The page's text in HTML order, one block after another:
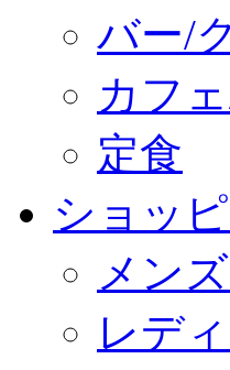
バー/
カフ
定食
ショッ
メン
レデ